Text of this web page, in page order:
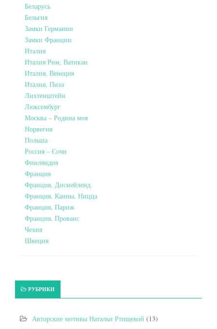
Беларусь
Бельгия
Замки Германии
Замки Франции
Италия
Италия Рим, Ватикан
Италия, Венеция
Италия, Пиза
Лихтенштейн
Люксембург
Москва – Родина моя
Норвегия
Польша
Россия – Сочи
Финляндия
Франция
Франция, Диснейленд
Франция, Канны, Ницца
Франция, Париж
Франция, Прованс
Чехия
Швеция
РУБРИКИ
Авторские мотивы Натальи Ртищевой (13)